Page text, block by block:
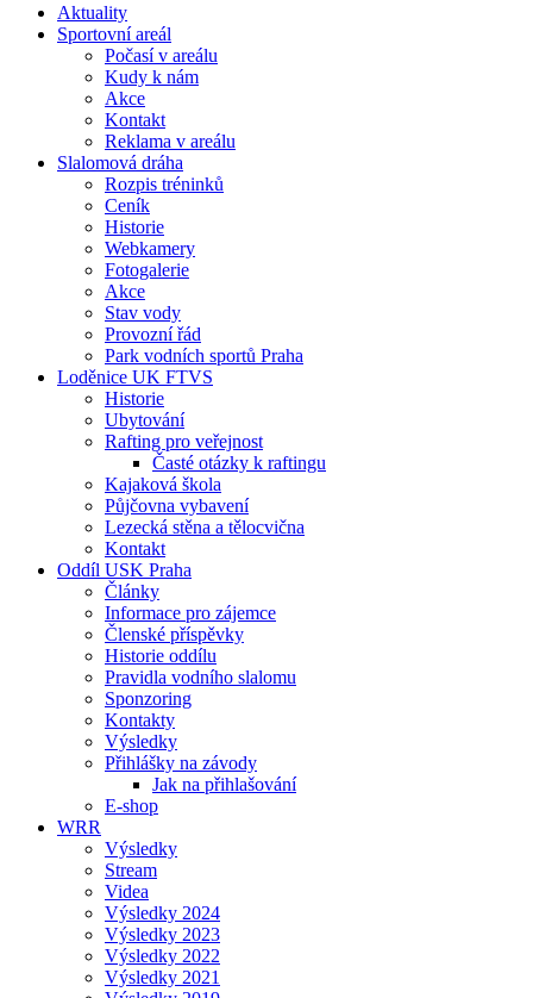
Aktuality
Sportovní areál
Počasí v areálu
Kudy k nám
Akce
Kontakt
Reklama v areálu
Slalomová dráha
Rozpis tréninků
Ceník
Historie
Webkamery
Fotogalerie
Akce
Stav vody
Provozní řád
Park vodních sportů Praha
Loděnice UK FTVS
Historie
Ubytování
Rafting pro veřejnost
Časté otázky k raftingu
Kajaková škola
Půjčovna vybavení
Lezecká stěna a tělocvična
Kontakt
Oddíl USK Praha
Články
Informace pro zájemce
Členské příspěvky
Historie oddílu
Pravidla vodního slalomu
Sponzoring
Kontakty
Výsledky
Přihlášky na závody
Jak na přihlašování
E-shop
WRR
Výsledky
Stream
Videa
Výsledky 2024
Výsledky 2023
Výsledky 2022
Výsledky 2021